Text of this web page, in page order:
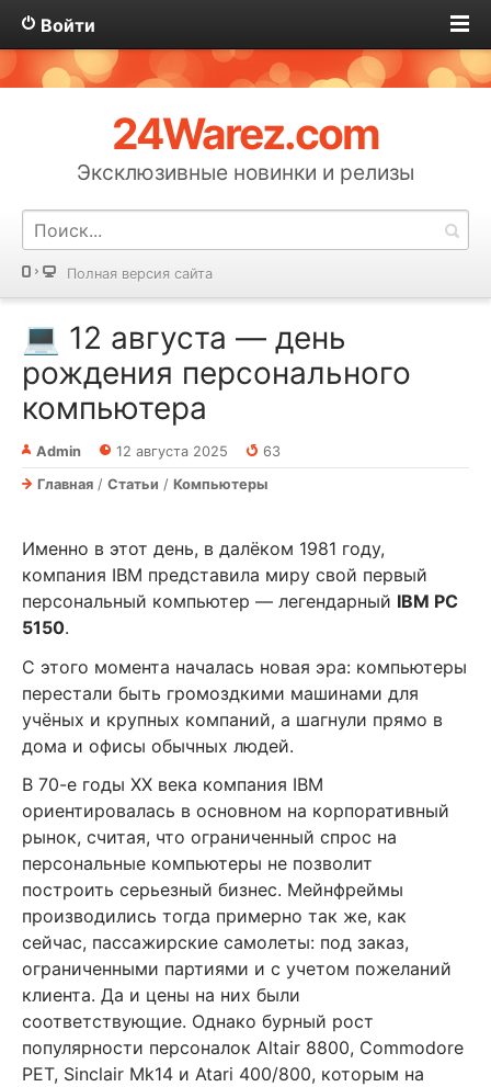
Войти
24Warez.com
Эксклюзивные новинки и релизы
Полная версия сайта
💻 12 августа — день
рождения персонального
компьютера
Admin 12 августа 2025
63
Главная / Статьи / Компьютеры
Именно в этот день, в далёком 1981 году,
компания IBM представила миру свой первый
персональный компьютер — легендарный IBM PC
5150.
С этого момента началась новая эра: компьютеры
перестали быть громоздкими машинами для
учёных и крупных компаний, а шагнули прямо в
дома и офисы обычных людей.
В 70-е годы XX века компания IBM
ориентировалась в основном на корпоративный
рынок, считая, что ограниченный спрос на
персональные компьютеры не позволит
построить серьезный бизнес. Мейнфреймы
производились тогда примерно так же, как
сейчас, пассажирские самолеты: под заказ,
ограниченными партиями и с учетом пожеланий
клиента. Да и цены на них были
соответствующие. Однако бурный рост
популярности персоналок Altair 8800, Commodore
PET, Sinclair Mk14 и Atari 400/800, которым на